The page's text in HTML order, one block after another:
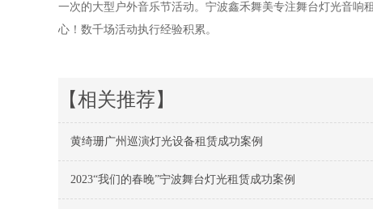
一次的大型户外音乐节活动。宁波鑫禾舞美专注舞台灯光音响
心！数千场活动执行经验积累。
【相关推荐】
黄绮珊广州巡演灯光设备租赁成功案例
2023“我们的春晚”宁波舞台灯光租赁成功案例